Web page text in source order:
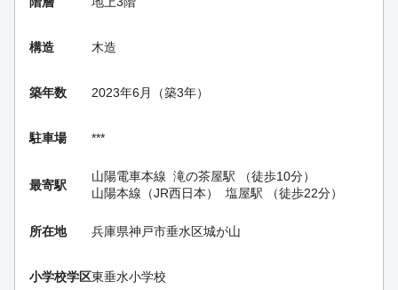
構造 木造
築年数 2023年6月（築3年）
駐車場 ***
最寄駅
山陽電車本線 滝の茶屋駅 （徒歩10分）
山陽本線（JR西日本）
塩屋駅 （徒歩22分）
所在地 兵庫県神戸市垂水区城が山
小学校学区東垂水小学校